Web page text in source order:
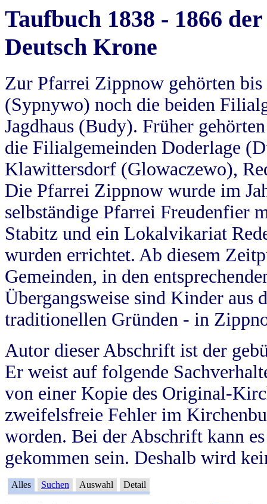
Taufbuch 1838 - 1866
Deutsch Krone
Zur Pfarrei Zippnow gehörten
(Sypnywo) noch die beiden
Jagdhaus (Budy). Früher
die Filialgemeinden Doderlage
Klawittersdorf (Glowaczewo),
Die Pfarrei Zippnow wurde im
selbständige Pfarrei Freudenfier
Stabitz und ein Lokalvikariat
wurden errichtet. Ab diesem
Gemeinden, in den
Übergangsweise sind Kinder aus
traditionellen Gründen - in
Autor dieser Abschrift ist der
Er weist auf folgende
von einer Kopie des Original-
zweifelsfreie Fehler im
worden. Bei der Abschrift kann
gekommen sein. Deshalb wird
Alles Suchen Auswahl Detail